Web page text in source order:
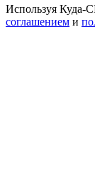
Используя Куда-
соглашением и